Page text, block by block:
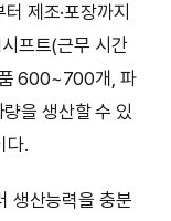
제조·포장까지
프트(근무 시간
600~700개, 파
을 생산할 수 있
다.
생산능력을 충분